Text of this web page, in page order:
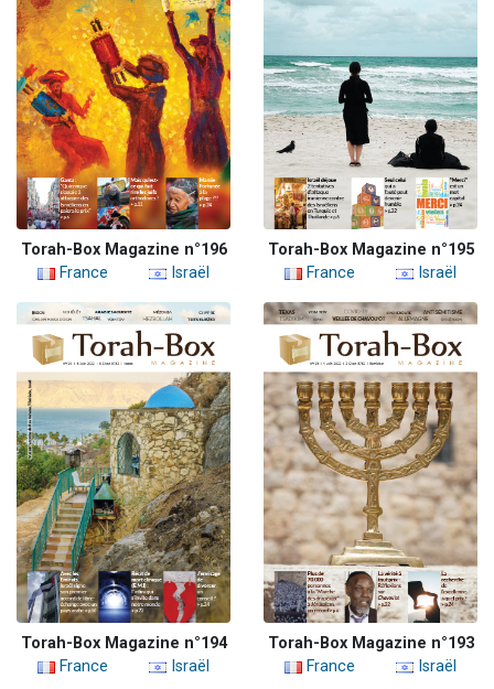
Torah-Box Magazine n°196
France
Israël
Torah-Box Magazine n°195
France
Israël
Torah-Box Magazine n°194
France
Israël
Torah-Box Magazine n°193
France
Israël